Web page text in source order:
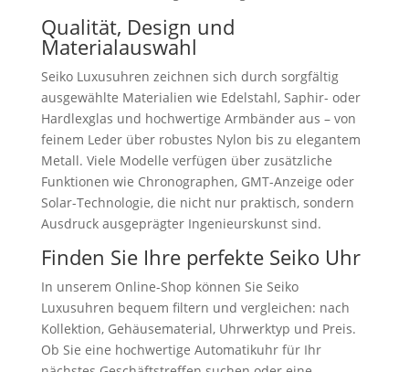
Qualität, Design und
Materialauswahl
Seiko Luxusuhren zeichnen sich durch sorgfältig
ausgewählte Materialien wie Edelstahl, Saphir- oder
Hardlexglas und hochwertige Armbänder aus – von
feinem Leder über robustes Nylon bis zu elegantem
Metall. Viele Modelle verfügen über zusätzliche
Funktionen wie Chronographen, GMT-Anzeige oder
Solar-Technologie, die nicht nur praktisch, sondern
Ausdruck ausgeprägter Ingenieurskunst sind.
Finden Sie Ihre perfekte Seiko Uhr
In unserem Online-Shop können Sie Seiko
Luxusuhren bequem filtern und vergleichen: nach
Kollektion, Gehäusematerial, Uhrwerktyp und Preis.
Ob Sie eine hochwertige Automatikuhr für Ihr